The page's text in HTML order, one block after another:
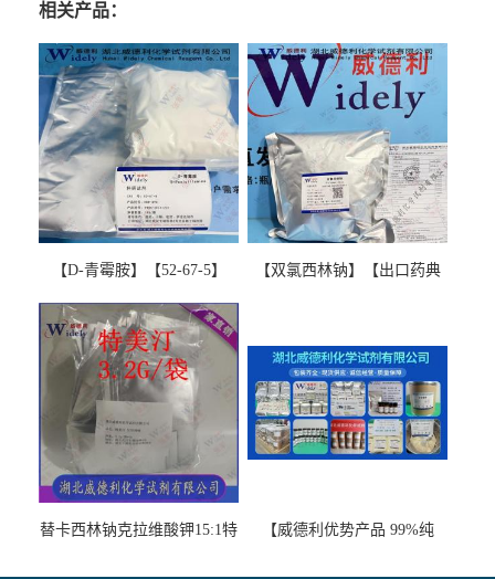
相关产品：
【D-青霉胺】【52-67-5】
图谱检测方法现货供应咨询
张军52-67-5
【双氯西林钠】【出口药典
替卡西林钠克拉维酸钾15:1特
【威德利优势产品 99%纯